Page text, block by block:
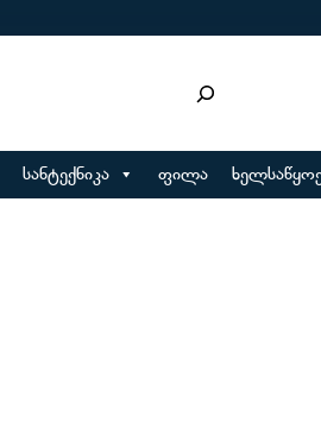
სანტექნიკა ფილა